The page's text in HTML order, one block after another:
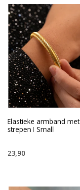
Elastieke armband met
strepen I Small
23,90